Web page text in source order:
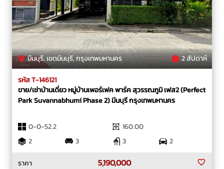
มีนบุรี, เขตมีนบุรี, กรุงเทพมหานคร 2 สัปดาห์
รหัส T-146121
ขาย/เช่าบ้านเดี่ยว หมู่บ้านเพอร์เฟค พาร์ค สุวรรณภูมิ เฟส2 (Perfect
Park Suvannabhumi Phase 2) มีนบุรี กรุงเทพมหานคร
0-0-52.2
160.00
2
3 3
2
ราคา
5,190,000